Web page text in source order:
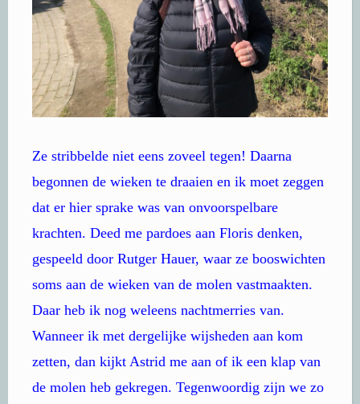
Ze stribbelde niet eens zoveel tegen! Daarna
begonnen de wieken te draaien en ik moet zeggen
dat er hier sprake was van onvoorspelbare
krachten. Deed me pardoes aan Floris denken,
gespeeld door Rutger Hauer, waar ze booswichten
soms aan de wieken van de molen vastmaakten.
Daar heb ik nog weleens nachtmerries van.
Wanneer ik met dergelijke wijsheden aan kom
zetten, dan kijkt Astrid me aan of ik een klap van
de molen heb gekregen. Tegenwoordig zijn we zo